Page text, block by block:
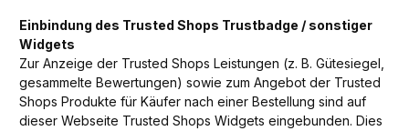
Einbindung des Trusted Shops Trustbadge / sonstiger
Widgets
Zur Anzeige der Trusted Shops Leistungen (z. B. Gütesiegel,
gesammelte Bewertungen) sowie zum Angebot der Trusted
Shops Produkte für Käufer nach einer Bestellung sind auf
dieser Webseite Trusted Shops Widgets eingebunden. Dies